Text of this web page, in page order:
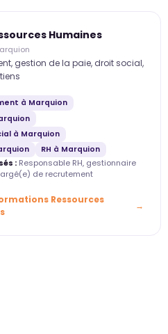
Humaines
gestion de la paie, droit social,
à Marquion
à Marquion
RH à Marquion
: Responsable RH, gestionnaire
de recrutement
Ressources